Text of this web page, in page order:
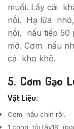
muối. Lấy cái
nồi. Hạ lửa
nồi, nấu tiếp
mở. Cơm nấu
cá kho khô.
5. Cơm Gạo
Vật Liệu:
Cơm nấu chín rồi.
1 cọng tỏi tây18